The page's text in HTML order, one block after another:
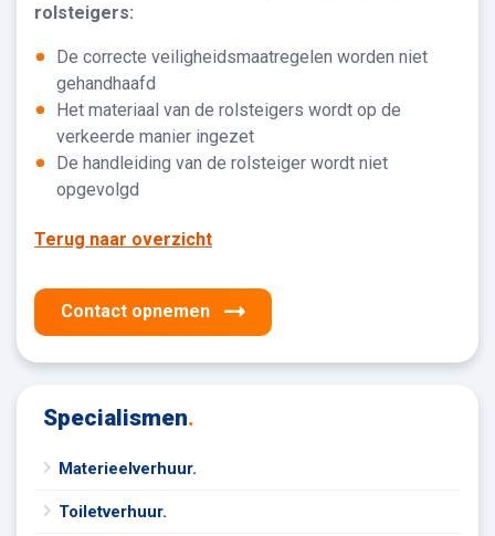
rolsteigers:
De correcte veiligheidsmaatregelen worden niet
gehandhaafd
Het materiaal van de rolsteigers wordt op de
verkeerde manier ingezet
De handleiding van de rolsteiger wordt niet
opgevolgd
Terug naar overzicht
Contact opnemen
Specialismen.
Materieelverhuur.
Toiletverhuur.